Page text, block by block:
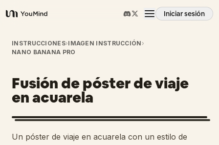
YouMind
Iniciar sesión
Resumen
Prompts
INSTRUCCIONES›IMAGEN INSTRUCCIÓN ›
NANO BANANA PRO
Fusión de póster de viaje
en acuarela
Un póster de viaje en acuarela con un estilo de